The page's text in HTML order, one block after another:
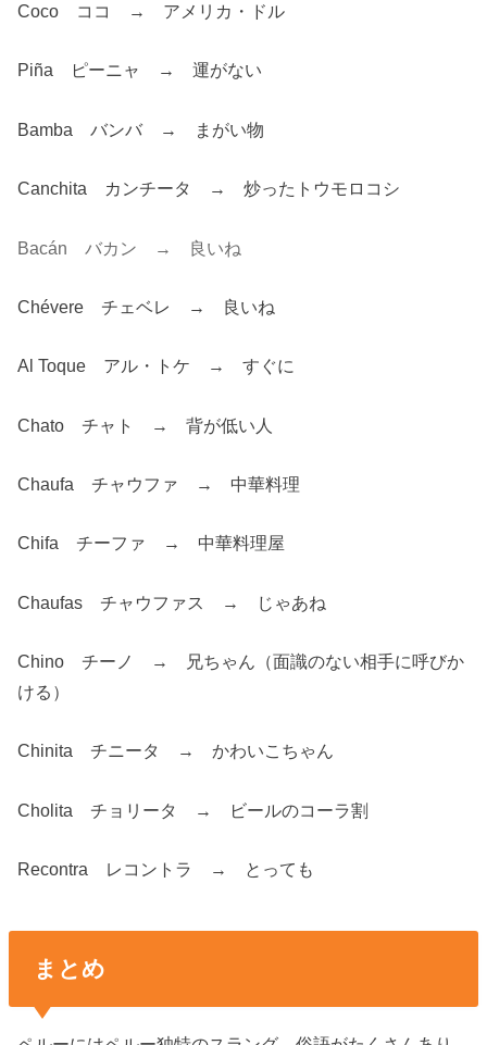
Coco ココ → アメリカ・ドル
Piña ピーニャ → 運がない
Bamba バンバ → まがい物
Canchita カンチータ → 炒ったトウモロコシ
Bacán バカン → 良いね
Chévere チェベレ → 良いね
Al Toque アル・トケ → すぐに
Chato チャト → 背が低い人
Chaufa チャウファ → 中華料理
Chifa チーファ → 中華料理屋
Chaufas チャウファス → じゃあね
Chino チーノ → 兄ちゃん（面識のない相手に呼びか
ける）
Chinita チニータ → かわいこちゃん
Cholita チョリータ → ビールのコーラ割
Recontra レコントラ → とっても
まとめ